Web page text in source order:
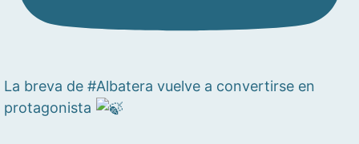
La breva de #Albatera vuelve a convertirse en
protagonista